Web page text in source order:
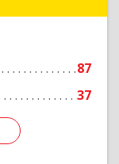
87
37
Подробнее